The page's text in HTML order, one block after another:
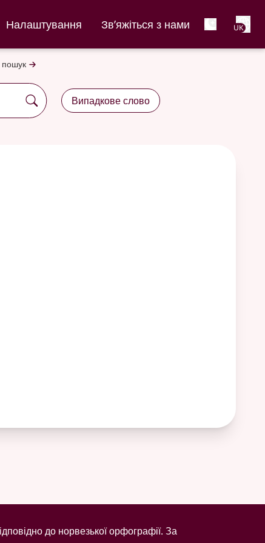
Налаштування Зв’яжіться з нами UK
Випадкове слово
до норвезької орфографії. За